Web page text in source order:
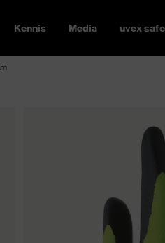
Kennis Media uvex